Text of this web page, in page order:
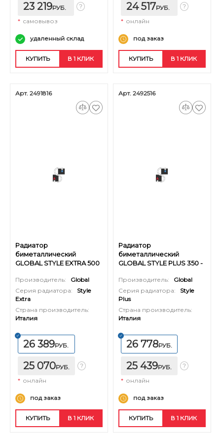
23 219РУБ.
* самовывоз
удаленный склад
КУПИТЬ В 1 КЛИК
24 517РУБ.
* онлайн
под заказ
КУПИТЬ В 1 КЛИК
Арт. 2491816
Радиатор
биметаллический
GLOBAL STYLE EXTRA 500
Производитель:
Global
Серия радиатора:
Style
Extra
Страна производитель:
Италия
26 389РУБ.
25 070РУБ.
* онлайн
под заказ
КУПИТЬ В 1 КЛИК
Арт. 2492516
Радиатор
биметаллический
GLOBAL STYLE PLUS 350 -
Производитель:
Global
Серия радиатора:
Style
Plus
Страна производитель:
Италия
26 778РУБ.
25 439РУБ.
* онлайн
под заказ
КУПИТЬ В 1 КЛИК